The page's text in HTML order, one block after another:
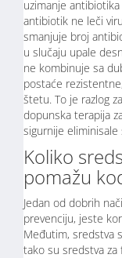
uzimanje
antibiotik ne leči
smanjuje broj
u slučaju upale
ne kombinuje sa
postaće
štetu. To je razlog
dopunska terapija
sigurnije
Koliko
pomažu
Jedan od dobrih
prevenciju, jeste
Međutim, sredstva
tako su sredstva za